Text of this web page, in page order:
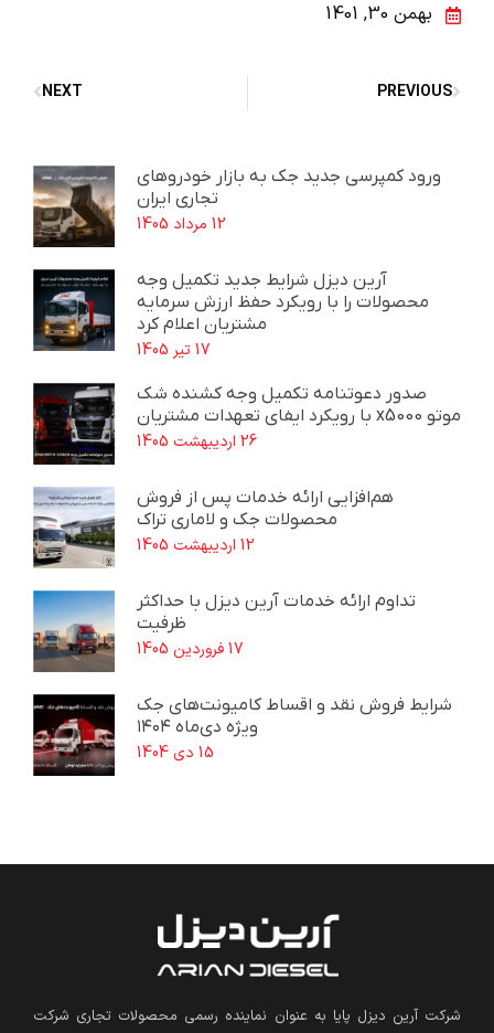
بهمن 30, 1401
PREVIOUS
NEXT
ورود کمپرسی جدید جک به بازار خودروهای
تجاری ایران
12 مرداد 1405
آرین دیزل شرایط جدید تکمیل وجه
محصولات را با رویکرد حفظ ارزش سرمایه
مشتریان اعلام کرد
17 تیر 1405
صدور دعوتنامه تکمیل وجه کشنده شک
موتو x5000 با رویکرد ایفای تعهدات مشتریان
26 اردیبهشت 1405
هم‌افزایی ارائه خدمات پس از فروش
محصولات جک و لاماری تراک
12 اردیبهشت 1405
تداوم ارائه خدمات آرین دیزل با حداکثر
ظرفیت
17 فروردین 1405
شرایط فروش نقد و اقساط کامیونت‌های جک
ویژه دی‌ماه ۱۴۰۴
15 دی 1404
شرکت آرین دیزل پایا به عنوان نماینده رسمی محصولات تجاری شرکت